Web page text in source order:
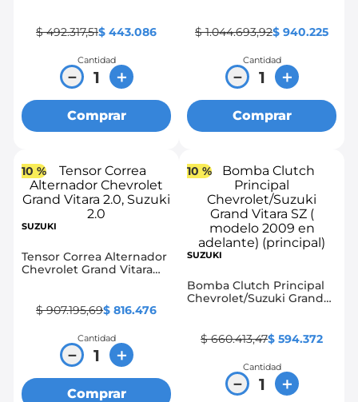
$ 492.317,51$ 443.086
Cantidad
＋
－
Comprar
$ 1.044.693,92$ 940.225
Cantidad
＋
－
Comprar
10 %
SUZUKI
Tensor Correa Alternador
Chevrolet Grand Vitara
$ 907.195,69$ 816.476
Cantidad
＋
－
Comprar
10 %
SUZUKI
Bomba Clutch Principal
Chevrolet/Suzuki Grand
$ 660.413,47$ 594.372
Cantidad
＋
－